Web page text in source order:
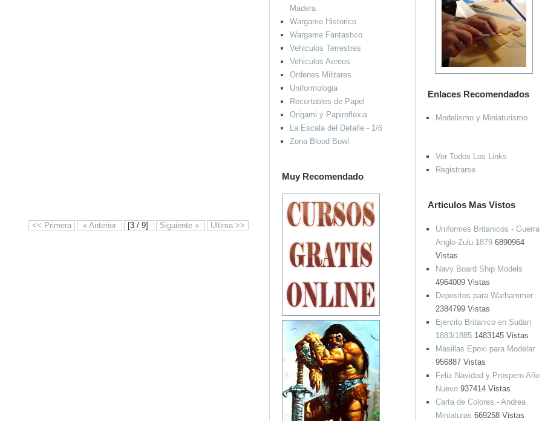
<< Primera « Anterior [3 / 9] Siguiente » Ultima >>
Enlaces Recomendados
Modelismo y Miniaturismo
Ver Todos Los Links
Registrarse
Articulos Mas Vistos
Uniformes Britanicos - Guerra
Anglo-Zulu 1879 6890964
Vistas
Navy Board Ship Models
4964009 Vistas
Depositos para Warhammer
2384799 Vistas
Ejercito Britanico en Sudan
1883/1885 1483145 Vistas
Masillas Epoxi para Modelar
956887 Vistas
Feliz Navidad y Prospero Año
Nuevo 937414 Vistas
Carta de Colores - Andrea
Miniaturas 669258 Vistas
Madera
Wargame Historico
Wargame Fantastico
Vehiculos Terrestres
Vehiculos Aereos
Ordenes Militares
Uniformologia
Recortables de Papel
Origami y Papiroflexia
La Escala del Detalle - 1/6
Zona Blood Bowl
Muy Recomendado